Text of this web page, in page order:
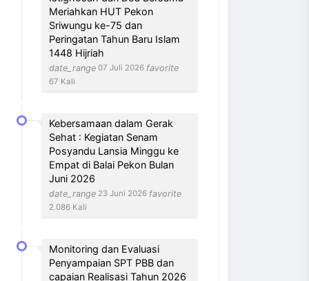
Meriahkan HUT Pekon
Sriwungu ke-75 dan
Peringatan Tahun Baru Islam
1448 Hijriah
date_range 07 Juli 2026 favorite
67 Kali
Kebersamaan dalam Gerak
Sehat : Kegiatan Senam
Posyandu Lansia Minggu ke
Empat di Balai Pekon Bulan
Juni 2026
date_range 23 Juni 2026 favorite
2.086 Kali
Monitoring dan Evaluasi
Penyampaian SPT PBB dan
capaian Realisasi Tahun 2026